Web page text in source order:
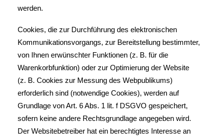
werden.
Cookies, die zur Durchführung des elektronischen
Kommunikationsvorgangs, zur Bereitstellung bestimmter,
von Ihnen erwünschter Funktionen (z. B. für die
Warenkorbfunktion) oder zur Optimierung der Website
(z. B. Cookies zur Messung des Webpublikums)
erforderlich sind (notwendige Cookies), werden auf
Grundlage von Art. 6 Abs. 1 lit. f DSGVO gespeichert,
sofern keine andere Rechtsgrundlage angegeben wird.
Der Websitebetreiber hat ein berechtigtes Interesse an